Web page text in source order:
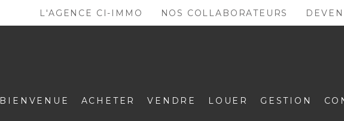
L'AGENCE CI-IMMO NOS COLLABORATEURS
BIENVENUE ACHETER VENDRE LOUER GESTION